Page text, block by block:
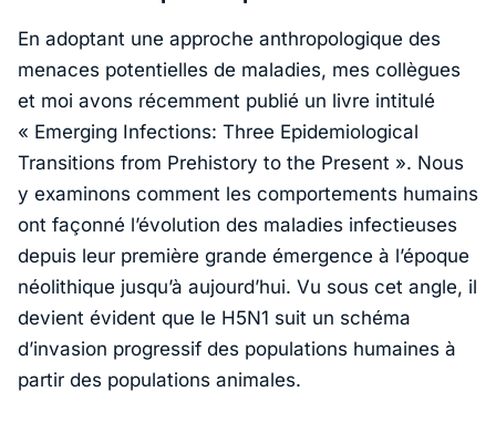
En adoptant une approche anthropologique des
menaces potentielles de maladies, mes collègues
et moi avons récemment publié un livre intitulé
« Emerging Infections: Three Epidemiological
Transitions from Prehistory to the Present ». Nous
y examinons comment les comportements humains
ont façonné l’évolution des maladies infectieuses
depuis leur première grande émergence à l’époque
néolithique jusqu’à aujourd’hui. Vu sous cet angle, il
devient évident que le H5N1 suit un schéma
d’invasion progressif des populations humaines à
partir des populations animales.